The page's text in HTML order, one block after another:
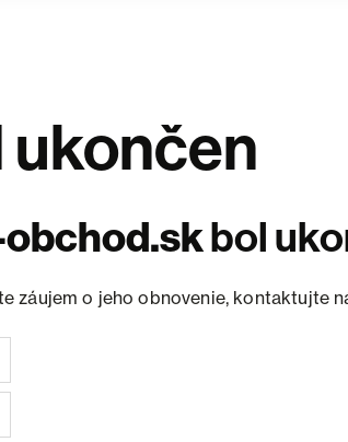
ukončen
bol
záujem o jeho obnovenie, kontaktujte